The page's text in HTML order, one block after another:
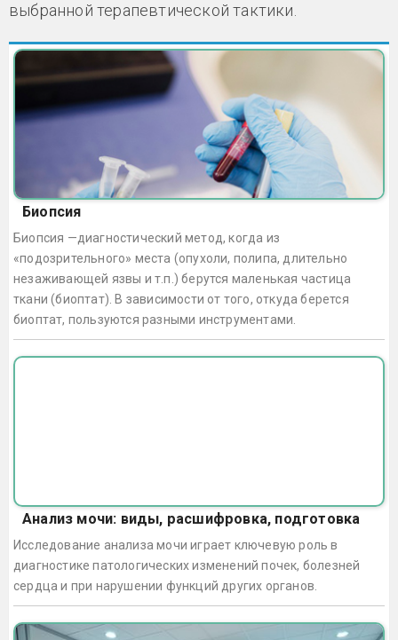
выбранной терапевтической тактики.
Биопсия
Биопсия —диагностический метод, когда из
«подозрительного» места (опухоли, полипа, длительно
незаживающей язвы и т.п.) берутся маленькая частица
ткани (биоптат). В зависимости от того, откуда берется
биоптат, пользуются разными инструментами.
Анализ мочи: виды, расшифровка, подготовка
Исследование анализа мочи играет ключевую роль в
диагностике патологических изменений почек, болезней
сердца и при нарушении функций других органов.